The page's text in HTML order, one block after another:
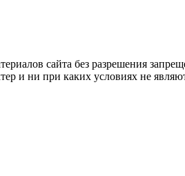
сайта без разрешения
и ни при каких условиях не